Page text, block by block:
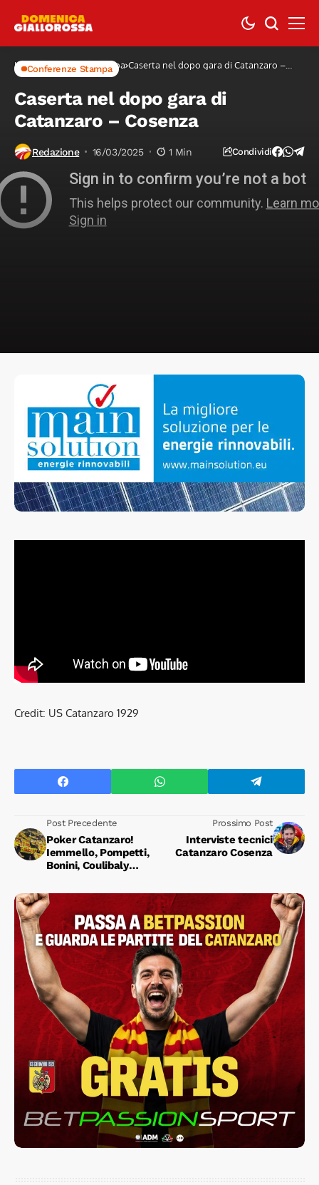
Home Conferenze Stampa Caserta nel dopo gara di Catanzaro –
Conferenze Stampa
Caserta nel dopo gara di
Catanzaro – Cosenza
Redazione 16/03/2025 1 Min Condividi
Credit: US Catanzaro 1929
Post Precedente
Poker Catanzaro!
Iemmello, Pompetti,
Bonini, Coulibaly
Prossimo Post
Interviste tecnici
Catanzaro Cosenza